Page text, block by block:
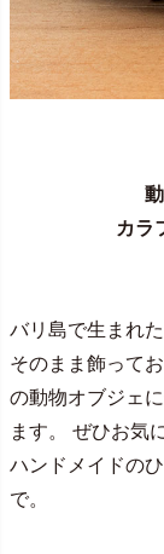
カラ
バリ島で生まれ
そのまま飾って
の動物オブジェ
ます。 ぜひお気
ハンドメイドの
で。